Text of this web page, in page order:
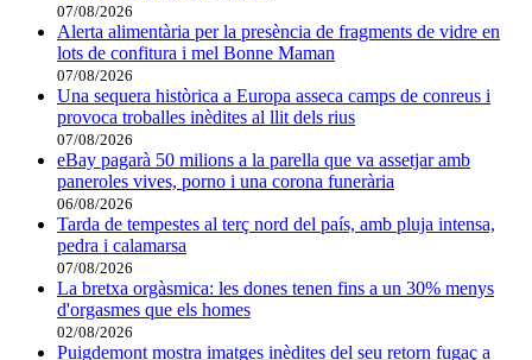
07/08/2026
Alerta alimentària per la presència de fragments de vidre en
lots de confitura i mel Bonne Maman
07/08/2026
Una sequera històrica a Europa asseca camps de conreus i
provoca troballes inèdites al llit dels rius
07/08/2026
eBay pagarà 50 milions a la parella que va assetjar amb
paneroles vives, porno i una corona funerària
06/08/2026
Tarda de tempestes al terç nord del país, amb pluja intensa,
pedra i calamarsa
07/08/2026
La bretxa orgàsmica: les dones tenen fins a un 30% menys
d'orgasmes que els homes
02/08/2026
Puigdemont mostra imatges inèdites del seu retorn fugaç a